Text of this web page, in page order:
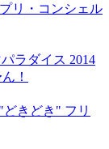
リ・コンシェル
ラダイス 2014
！
どきどき" フリ